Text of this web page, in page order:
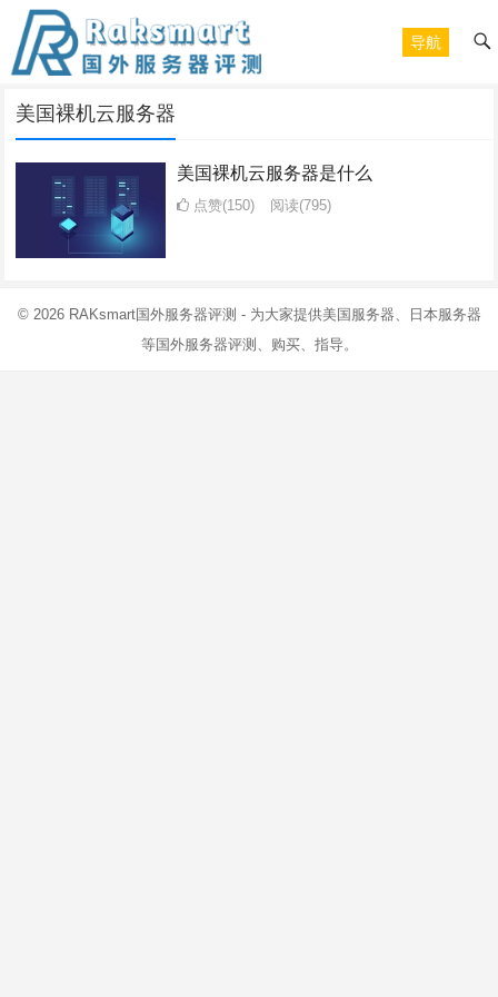
导航
美国裸机云服务器
美国裸机云服务器是什么
点赞(150) 阅读(795)
© 2026 RAKsmart国外服务器评测 - 为大家提供美国服务器、日本服务器
等国外服务器评测、购买、指导。